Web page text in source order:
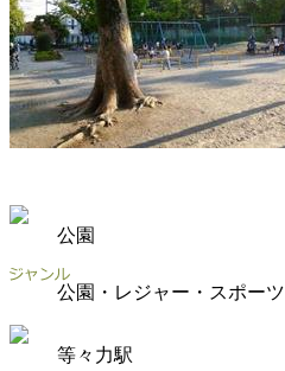
公園
公園・レジャー・スポーツ
等々力駅